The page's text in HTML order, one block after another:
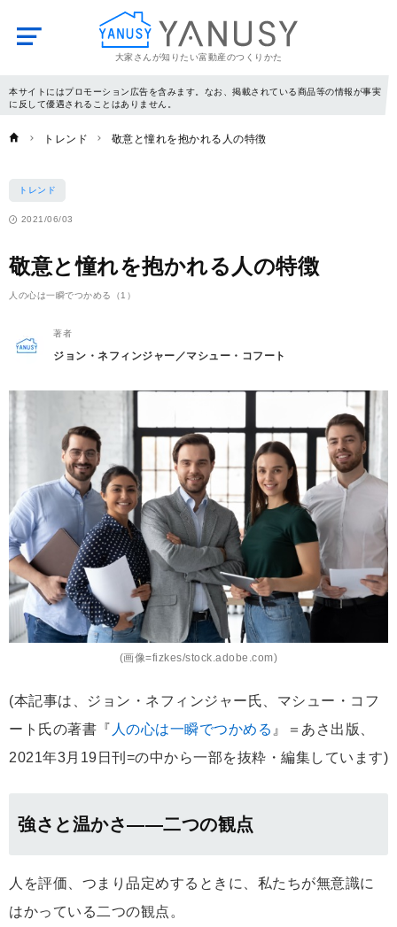
大家さんが知りたい富動産のつくりかた
YANUSY
本サイトにはプロモーション広告を含みます。なお、掲載されている商品等の情報が事実
に反して優遇されることはありません。
トレンド 敬意と憧れを抱かれる人の特徴
トレンド
2021/06/03
敬意と憧れを抱かれる人の特徴
人の心は一瞬でつかめる（1）
著者
ジョン・ネフィンジャー／マシュー・コフート
(画像=fizkes/stock.adobe.com)
(本記事は、ジョン・ネフィンジャー氏、マシュー・コフ
ート氏の著書『 人の心は一瞬でつかめる 』＝あさ出版、
2021年3月19日刊=の中から一部を抜粋・編集しています)
強さと温かさ――二つの観点
人を評価、つまり品定めするときに、私たちが無意識に
はかっている二つの観点。